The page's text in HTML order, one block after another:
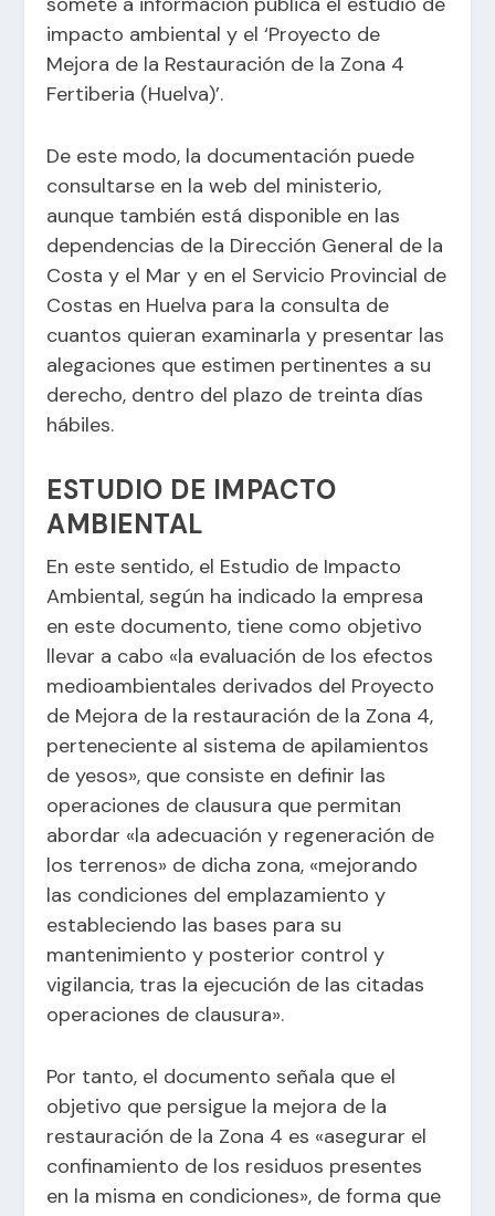
impacto ambiental y el ‘Proyecto de
Mejora de la Restauración de la Zona 4
Fertiberia (Huelva)’.
De este modo, la documentación puede
consultarse en la web del ministerio,
aunque también está disponible en las
dependencias de la Dirección General de la
Costa y el Mar y en el Servicio Provincial de
Costas en Huelva para la consulta de
cuantos quieran examinarla y presentar las
alegaciones que estimen pertinentes a su
derecho, dentro del plazo de treinta días
hábiles.
ESTUDIO DE IMPACTO
AMBIENTAL
En este sentido, el Estudio de Impacto
Ambiental, según ha indicado la empresa
en este documento, tiene como objetivo
llevar a cabo «la evaluación de los efectos
medioambientales derivados del Proyecto
de Mejora de la restauración de la Zona 4,
perteneciente al sistema de apilamientos
de yesos», que consiste en definir las
operaciones de clausura que permitan
abordar «la adecuación y regeneración de
los terrenos» de dicha zona, «mejorando
las condiciones del emplazamiento y
estableciendo las bases para su
mantenimiento y posterior control y
vigilancia, tras la ejecución de las citadas
operaciones de clausura».
Por tanto, el documento señala que el
objetivo que persigue la mejora de la
restauración de la Zona 4 es «asegurar el
confinamiento de los residuos presentes
en la misma en condiciones», de forma que